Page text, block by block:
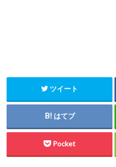
ツイート
はてブ
Pocket